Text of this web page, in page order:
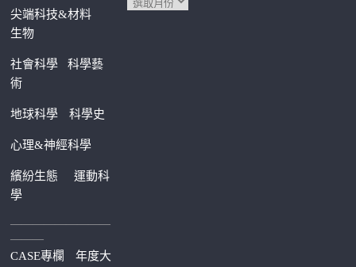
尖端科技&材料
生物
社會科學科學藝
術
地球科學 科學史
心理&神經科學
繽紛生態運動科
學
—————————
———
CASE專欄 年度大